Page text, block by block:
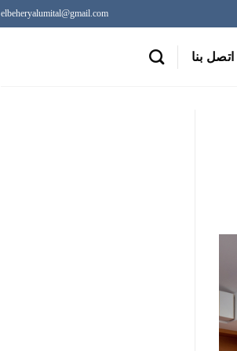
elbeheryalumital@gmail.com
اتصل بنا